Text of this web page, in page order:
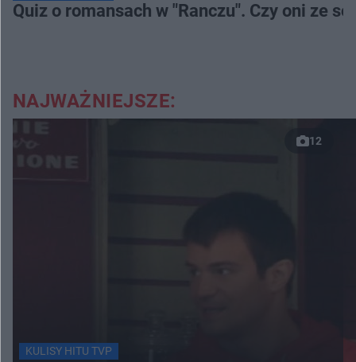
Quiz o romansach w "Ranczu". Czy oni ze
NAJWAŻNIEJSZE:
12
KULISY HITU TVP